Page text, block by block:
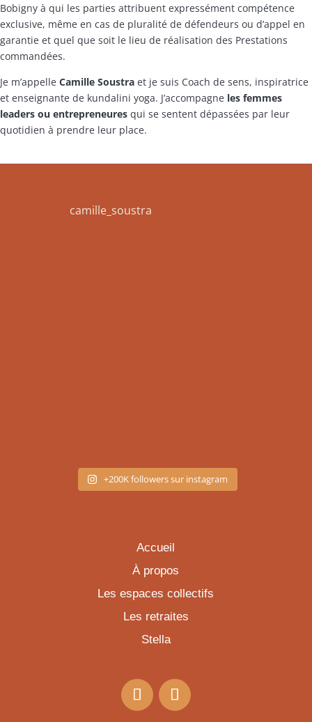
Bobigny à qui les parties attribuent expressément compétence
exclusive, même en cas de pluralité de défendeurs ou d’appel en
garantie et quel que soit le lieu de réalisation des Prestations
commandées.
Je m’appelle Camille Soustra et je suis Coach de sens, inspiratrice
et enseignante de kundalini yoga. J’accompagne les femmes
leaders ou entrepreneures qui se sentent dépassées par leur
quotidien à prendre leur place.
camille_soustra
+200K followers sur instagram
Accueil
À propos
Les espaces collectifs
Les retraites
Stella